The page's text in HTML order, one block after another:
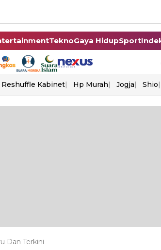
TeknoGaya HidupSport
Reshuffle Kabinet Hp Murah Jogja Shio
Dan Terkini